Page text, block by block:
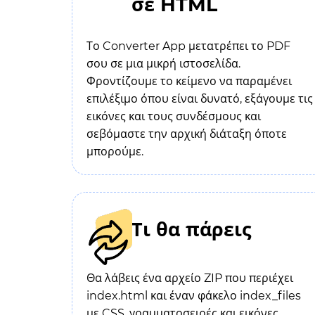
Το Converter App μετατρέπει το PDF
σου σε μια μικρή ιστοσελίδα.
Φροντίζουμε το κείμενο να παραμένει
επιλέξιμο όπου είναι δυνατό, εξάγουμε τις
εικόνες και τους συνδέσμους και
σεβόμαστε την αρχική διάταξη όποτε
μπορούμε.
Τι θα πάρεις
Θα λάβεις ένα αρχείο ZIP που περιέχει
index.html και έναν φάκελο index_files